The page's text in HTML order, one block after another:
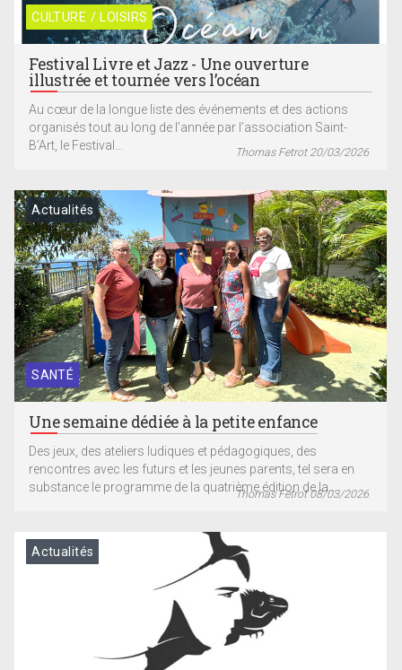
CULTURE / LOISIRS
Festival Livre et Jazz - Une ouverture
illustrée et tournée vers l’océan
Au cœur de la longue liste des événements et des actions
organisés tout au long de l’année par l’association Saint-
B’Art, le Festival...
Thomas Fetrot 20/03/2026
SANTÉ
Actualités
Une semaine dédiée à la petite enfance
Des jeux, des ateliers ludiques et pédagogiques, des
rencontres avec les futurs et les jeunes parents, tel sera en
substance le programme de la quatrième édition de la...
Thomas Fetrot 08/03/2026
Actualités